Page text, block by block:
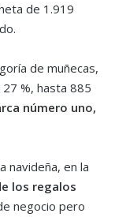
de 1.919
de muñecas,
%, hasta 885
número uno,
navideña, en la
los regalos
negocio pero